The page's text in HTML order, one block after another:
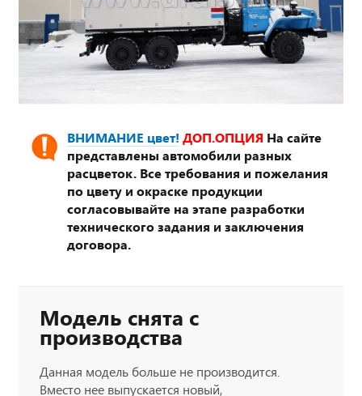
ВНИМАНИЕ цвет! ДОП.ОПЦИЯ На сайте
представлены автомобили разных
расцветок. Все требования и пожелания
по цвету и окраске продукции
согласовывайте на этапе разработки
технического задания и заключения
договора.
Модель снята с
производства
Данная модель больше не производится.
Вместо нее выпускается новый,